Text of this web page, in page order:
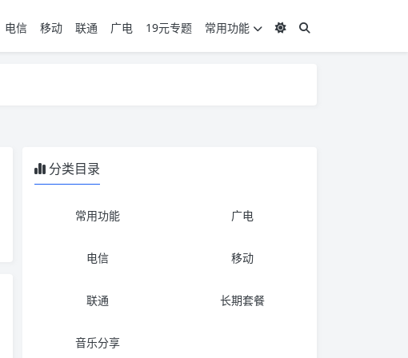
电信 移动 联通 广电 19元专题
常用功能
分类目录
常用功能 广电
电信 移动
联通 长期套餐
音乐分享